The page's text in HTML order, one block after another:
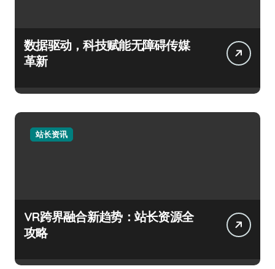
数据驱动，科技赋能无障碍传媒
革新
站长资讯
VR跨界融合新趋势：站长资源全
攻略